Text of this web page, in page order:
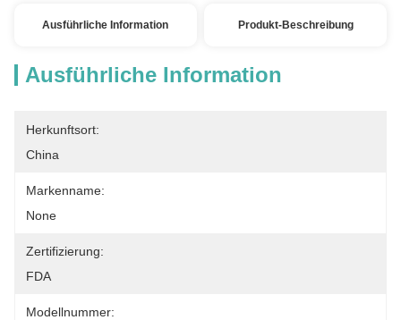
Ausführliche Information Produkt-Beschreibung
Ausführliche Information
Herkunftsort:
China
Markenname:
None
Zertifizierung:
FDA
Modellnummer: